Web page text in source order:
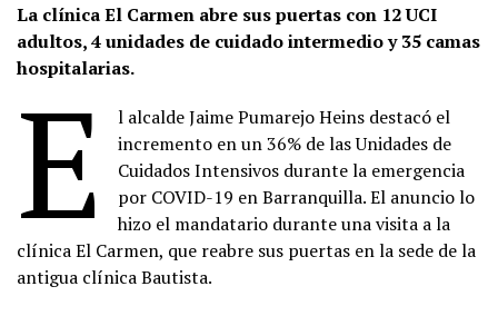
La clínica El Carmen abre sus puertas con 12 UCI
adultos, 4 unidades de cuidado intermedio y 35 camas
hospitalarias.
E
l alcalde Jaime Pumarejo Heins destacó el
incremento en un 36% de las Unidades de
Cuidados Intensivos durante la emergencia
por COVID-19 en Barranquilla. El anuncio lo
hizo el mandatario durante una visita a la
clínica El Carmen, que reabre sus puertas en la sede de la
antigua clínica Bautista.